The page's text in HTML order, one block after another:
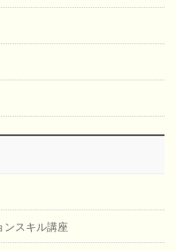
ンスキル講座